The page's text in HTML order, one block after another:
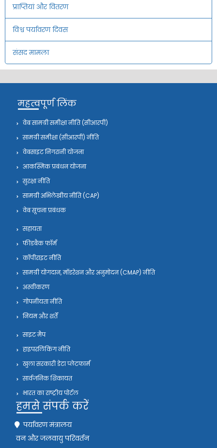
प्राप्तियां और वितरण
विश्व पर्यावरण दिवस
संसद मामला
महत्वपूर्ण लिंक
वेब सामग्री समीक्षा नीति (सीआरपी)
सामग्री समीक्षा (सीआरपी) नीति
वेबसाइट निगरानी योजना
आकस्मिक प्रबंधन योजना
सुरक्षा नीति
सामग्री अभिलेखीय नीति (CAP)
वेब सूचना प्रबंधक
सहायता
फीडबैक फॉर्म
कॉपीराइट नीति
सामग्री योगदान, मॉडरेशन और अनुमोदन (CMAP) नीति
अस्वीकरण
गोपनीयता नीति
नियम और शर्तें
साइट मैप
हाइपरलिंकिंग नीति
खुला सरकारी डेटा प्लेटफार्म
सार्वजनिक शिकायत
भारत का राष्ट्रीय पोर्टल
हमसे संपर्क करें
पर्यावरण मंत्रालय
वन और जलवायु परिवर्तन